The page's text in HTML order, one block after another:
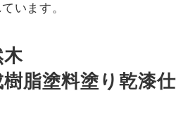
います。
木
樹脂塗料塗り乾漆仕